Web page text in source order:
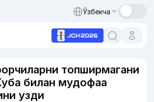
Ўзбекча
топширмагани
билан мудофаа
узди